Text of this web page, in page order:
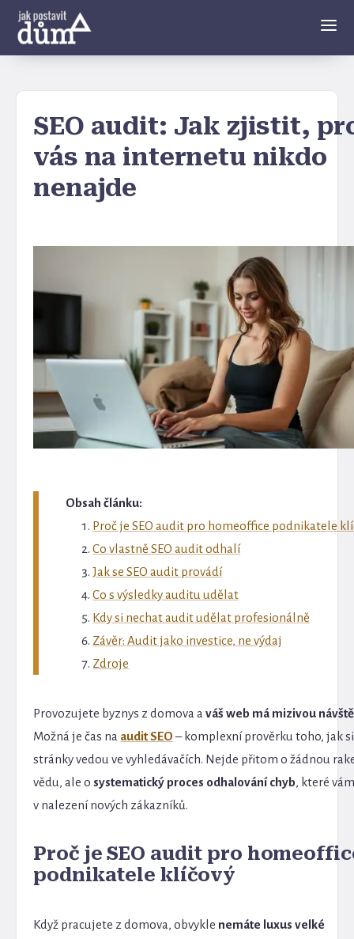
SEO audit: Jak zjistit,
vás na internetu nikdo
nenajde
Obsah článku:
Proč je SEO audit pro homeoffice podnikatele
Co vlastně SEO audit odhalí
Jak se SEO audit provádí
Co s výsledky auditu udělat
Kdy si nechat audit udělat profesionálně
Závěr: Audit jako investice, ne výdaj
Zdroje
Provozujete byznys z domova aváš web má mizivou
Možná je čas na audit SEO– komplexní prověrku toho, jak si
stránky vedou ve vyhledávačích. Nejde přitom o žádnou
vědu, ale o systematický proces odhalování chyb, které
v nalezení nových zákazníků.
Proč je SEO audit pro
podnikatele klíčový
Když pracujete z domova, obvykle nemáte luxus velké